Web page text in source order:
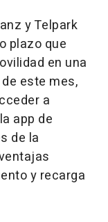
y Telpark
plazo que
en una
este mes,
a
app de
de la
y recarga